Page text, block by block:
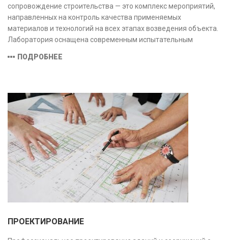
сопровождение строительства — это комплекс мероприятий,
направленных на контроль качества применяемых
материалов и технологий на всех этапах возведения объекта.
Лаборатория оснащена современным испытательным
соответствующими заявленной области аккредитации.
ПОДРОБНЕЕ
ПРОЕКТИРОВАНИЕ